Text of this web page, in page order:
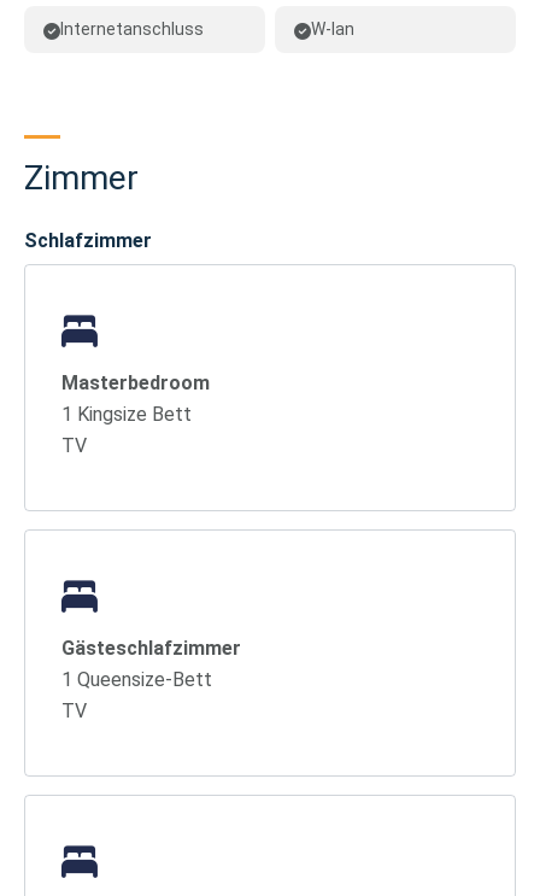
Internetanschluss W-lan
Zimmer
Schlafzimmer
Masterbedroom
1 Kingsize Bett
TV
Gästeschlafzimmer
1 Queensize-Bett
TV